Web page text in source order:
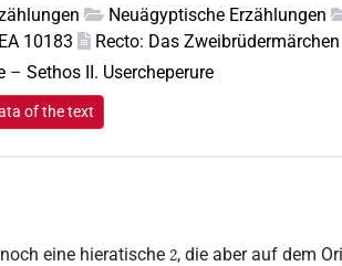
Neuägyptische Erzählungen
10183 Recto: Das Zweibrüdermärchen
–Sethos II. Usercheperure
of the text
noch eine hieratische 2, die aber auf dem